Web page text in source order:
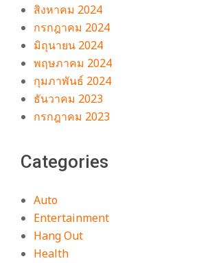
สิงหาคม 2024
กรกฎาคม 2024
มิถุนายน 2024
พฤษภาคม 2024
กุมภาพันธ์ 2024
ธันวาคม 2023
กรกฎาคม 2023
Categories
Auto
Entertainment
Hang Out
Health